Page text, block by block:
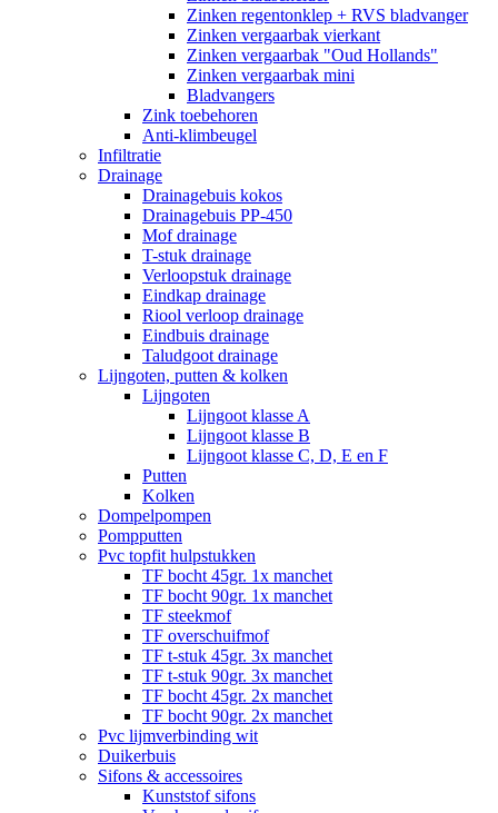
Zinken regentonklep + RVS bladvanger
Zinken vergaarbak vierkant
Zinken vergaarbak "Oud Hollands"
Zinken vergaarbak mini
Bladvangers
Zink toebehoren
Anti-klimbeugel
Infiltratie
Drainage
Drainagebuis kokos
Drainagebuis PP-450
Mof drainage
T-stuk drainage
Verloopstuk drainage
Eindkap drainage
Riool verloop drainage
Eindbuis drainage
Taludgoot drainage
Lijngoten, putten & kolken
Lijngoten
Lijngoot klasse A
Lijngoot klasse B
Lijngoot klasse C, D, E en F
Putten
Kolken
Dompelpompen
Pompputten
Pvc topfit hulpstukken
TF bocht 45gr. 1x manchet
TF bocht 90gr. 1x manchet
TF steekmof
TF overschuifmof
TF t-stuk 45gr. 3x manchet
TF t-stuk 90gr. 3x manchet
TF bocht 45gr. 2x manchet
TF bocht 90gr. 2x manchet
Pvc lijmverbinding wit
Duikerbuis
Sifons & accessoires
Kunststof sifons